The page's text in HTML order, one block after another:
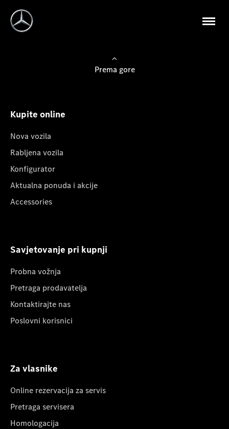
Prema gore
Kupite online
Nova vozila
Rabljena vozila
Konfigurator
Aktualna ponuda i akcije
Accessories
Savjetovanje pri kupnji
Probna vožnja
Pretraga prodavatelja
Kontaktirajte nas
Poslovni korisnici
Za vlasnike
Online rezervacija za servis
Pretraga servisera
Homologacija